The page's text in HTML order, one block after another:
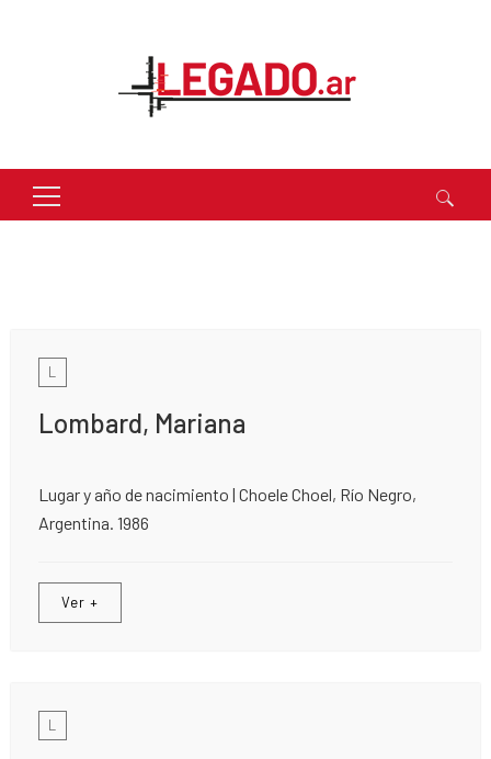
Buscar:
L
Lombard, Mariana
Lugar y año de nacimiento | Choele Choel, Río Negro,
Argentina. 1986
Ver +
L